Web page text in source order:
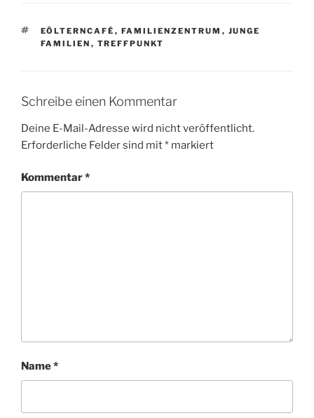
SCHLAGWÖRTER
EÖLTERNCAFÉ , FAMILIENZENTRUM , JUNGE
FAMILIEN , TREFFPUNKT
Schreibe einen Kommentar
Deine E-Mail-Adresse wird nicht veröffentlicht.
Erforderliche Felder sind mit* markiert
Kommentar*
Name*